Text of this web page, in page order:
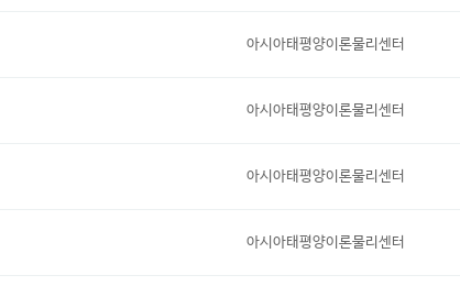
아시아태평양이론물리센터
아시아태평양이론물리센터
아시아태평양이론물리센터
아시아태평양이론물리센터